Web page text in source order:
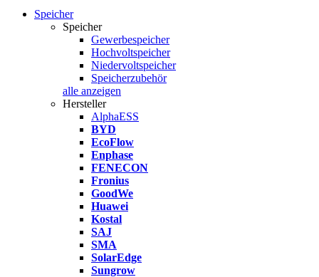
Speicher
Speicher
Gewerbespeicher
Hochvoltspeicher
Niedervoltspeicher
Speicherzubehör
alle anzeigen
Hersteller
AlphaESS
BYD
EcoFlow
Enphase
FENECON
Fronius
GoodWe
Huawei
Kostal
SAJ
SMA
SolarEdge
Sungrow